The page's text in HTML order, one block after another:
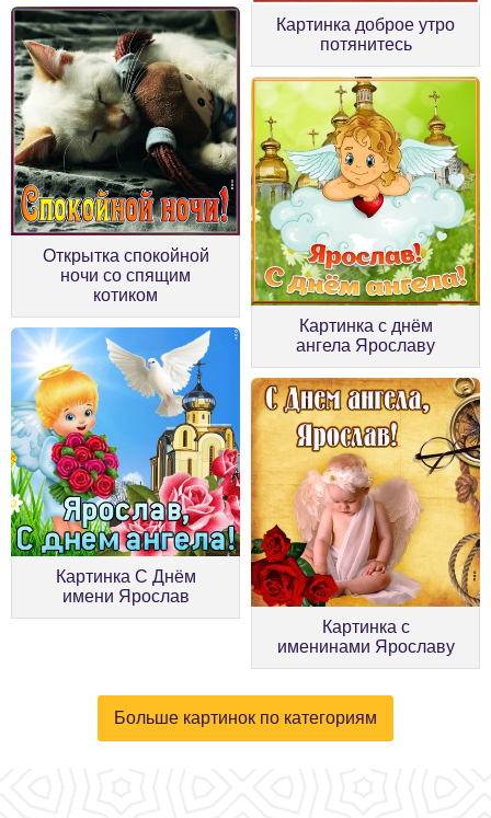
Картинка доброе утро
потянитесь
Открытка спокойной
ночи со спящим
котиком
Картинка с днём
ангела Ярославу
Картинка С Днём
имени Ярослав
Картинка с
именинами Ярославу
Больше картинок по категориям